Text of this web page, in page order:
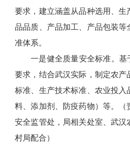
要求，建立涵盖从品种选用、生
品品质、产品加工、产品包装等
准体系。
一是健全质量安全标准。基
要求，结合武汉实际，制定农产
标准、生产技术标准、农业投入
料、添加剂、防疫药物）等。（
安全监管处，局相关处室、武汉
村局配合）